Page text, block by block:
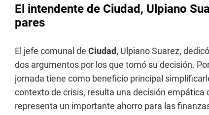
El intendente de Ciudad, Ulpiano
pares
El jefe comunal de Ciudad, Ulpiano Suarez,
dos argumentos por los que tomó su decisión.
jornada tiene como beneficio principal
contexto de crisis, resulta una decisión
representa un importante ahorro para las